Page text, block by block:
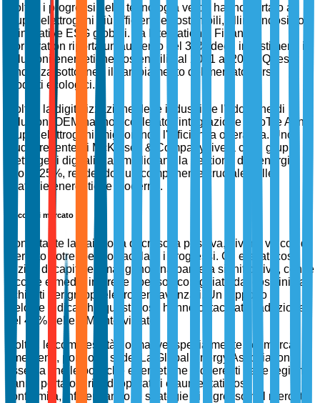
Inoltre, i progressi nella tecnologia verde hanno portato a
gruppi elettrogeni più efficienti e sostenibili, allineandosi con
le iniziative ESG globali. La International Finance
Corporation riporta un aumento del 30% degli investimenti in
soluzioni energetiche sostenibili dal 2021 al 2023. Questa
tendenza sottolinea il cambiamento del mercato verso
prodotti ecologici.
Inoltre, la digitalizzazione delle industrie e l'adozione di
soluzioni OEM hanno accelerato l'integrazione di IoT e AI nei
gruppi elettrogeni, migliorando l'efficienza operativa. Uno
studio recente di McKinsey & Company rivela che i gruppi
elettrogeni digitalizzati migliorano la gestione dell'energia
fino al 25%, rendendoli un componente cruciale nelle
strategie energetiche moderne.
Vincoli di mercato
Nonostante la traiettoria di crescita positiva, diversi vincoli di
mercato potrebbero ostacolare i progressi. Gli elevati costi
iniziali di capitale rimangono una barriera significativa, con le
piccole e medie imprese spesso scoraggiate dai costi iniziali
richiesti per gruppi elettrogeni avanzati. Un rapporto di
Deloitte indica che questi costi hanno ostacolato l'adozione
nel 40% delle PMI intervistate.
Inoltre, le complessità normative, specialmente nei mercati
emergenti, pongono sfide. La Global Energy Association
osserva che le politiche energetiche incoerenti tra le regioni
hanno portato a ritardi operativi e aumentati costi di
conformità, influenzando le strategie di ingresso nel mercato.